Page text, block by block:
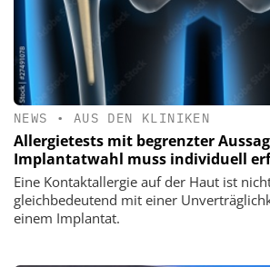
NEWS • AUS DEN KLINIKEN
Allergietests mit begrenzter
Implantatwahl muss individuell
Eine Kontaktallergie auf der Haut ist
gleichbedeutend mit einer
einem Implantat.